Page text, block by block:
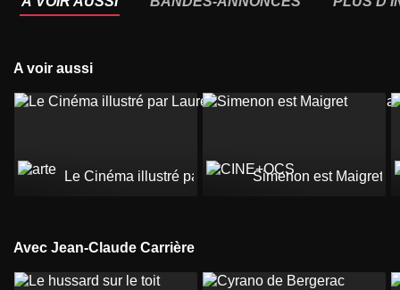
A voir aussi
Le Cinéma illustré par Laurent Durieux - L'art de
Simenon est Maigret
Avec Jean-Claude Carrière